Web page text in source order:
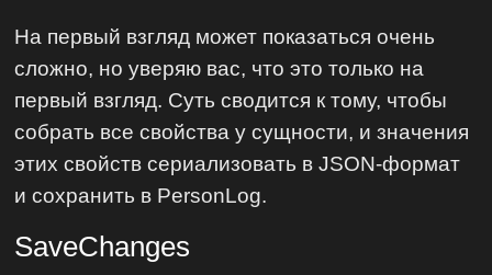
На первый взгляд может показаться очень
сложно, но уверяю вас, что это только на
первый взгляд. Суть сводится к тому, чтобы
собрать все свойства у сущности, и значения
этих свойств сериализовать в JSON-формат
и сохранить в PersonLog.
SaveChanges